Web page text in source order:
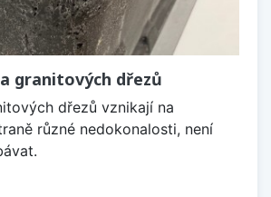
granitových dřezů
dřezů vznikají na
různé nedokonalosti, není